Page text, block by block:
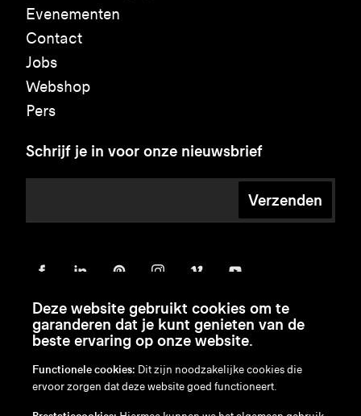
Evenementen
Contact
Jobs
Webshop
Pers
Schrijf je in voor onze nieuwsbrief
Verzenden
en/nl/fr/de
Deze website gebruikt cookies om te
garanderen dat je kunt genieten van de
beste ervaring op onze website.
Functionele cookies: Dit zijn noodzakelijke cookies die
ervoor zorgen dat deze website goed functioneert.